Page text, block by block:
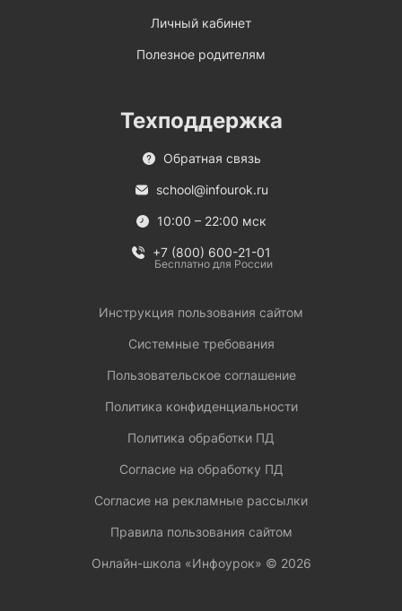
Личный кабинет
Полезное родителям
Техподдержка
Обратная связь
school@infourok.ru
10:00 – 22:00 мск
+7 (800) 600-21-01
Бесплатно для России
Инструкция пользования сайтом
Системные требования
Пользовательское соглашение
Политика конфиденциальности
Политика обработки ПД
Согласие на обработку ПД
Согласие на рекламные рассылки
Правила пользования сайтом
Онлайн-школа «Инфоурок» © 2026